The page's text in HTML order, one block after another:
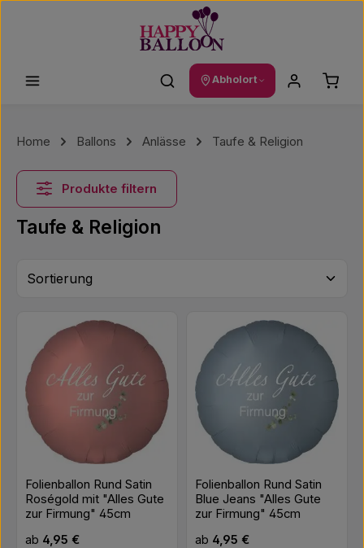
Abholort
Home Ballons Anlässe Taufe & Religion
Produkte filtern
Taufe & Religion
Folienballon Rund Satin
Roségold mit "Alles Gute
zur Firmung" 45cm
Regulärer Preis:
ab 4,95 €
Folienballon Rund Satin
Blue Jeans "Alles Gute
zur Firmung" 45cm
Regulärer Preis:
ab 4,95 €